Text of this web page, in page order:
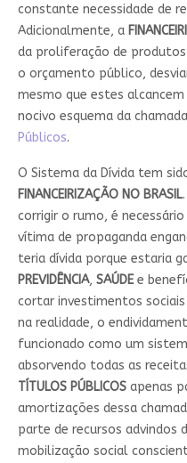
constante necessidade de
Adicionalmente, a
da proliferação de
o orçamento público,
mesmo que estes
nocivo esquema da chamada
Públicos.
O Sistema da Dívida tem
FINANCEIRIZAÇÃO NO BRASIL
corrigir o rumo, é
vítima de propaganda
teria dívida porque estaria
PREVIDÊNCIA, SAÚDEe
cortar investimentos sociais
na realidade, o
funcionado como um
absorvendo todas as
TÍTULOS PÚBLICOSapenas
amortizações dessa
parte de recursos advindos
mobilização social